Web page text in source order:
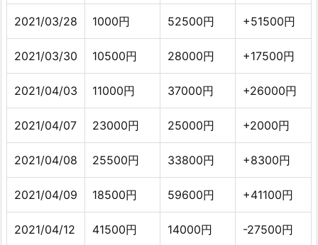
2021/03/28 1000円 52500円 +51500円
2021/03/30 10500円 28000円 +17500円
2021/04/03 11000円 37000円 +26000円
2021/04/07 23000円 25000円 +2000円
2021/04/08 25500円 33800円 +8300円
2021/04/09 18500円 59600円 +41100円
2021/04/12 41500円 14000円 -27500円